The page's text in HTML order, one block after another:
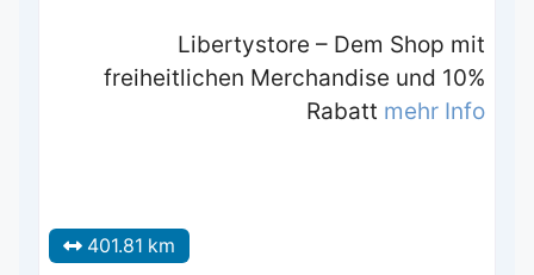
Libertystore – Dem Shop mit
freiheitlichen Merchandise und 10%
Rabatt mehr Info
401.81 km